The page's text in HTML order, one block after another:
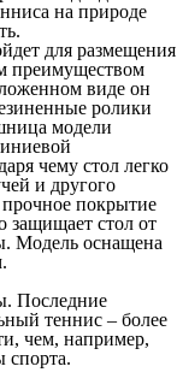
на природе
для размещения
преимуществом
виде он
ролики
модели
чему стол легко
и другого
покрытие
защищает стол от
Модель оснащена
Последние
теннис – более
чем, например,
спорта.